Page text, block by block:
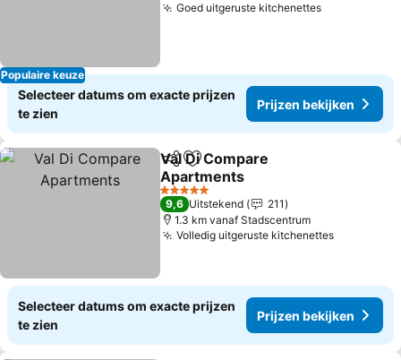
Populaire keuze
Goed uitgeruste kitchenettesPrijzen
Selecteer datums om exacte prijzen
te zien
Prijzen bekijken
DelenToevoegen aan favorieten
Val Di Compare
Apartments
Prijzen bekijken
5 Sterren
9,6 Uitstekend
211
1.3 km vanaf Stadscentrum
Volledig uitgeruste kitchenettesPrijzen
Selecteer datums om exacte prijzen
te zien
Prijzen bekijken